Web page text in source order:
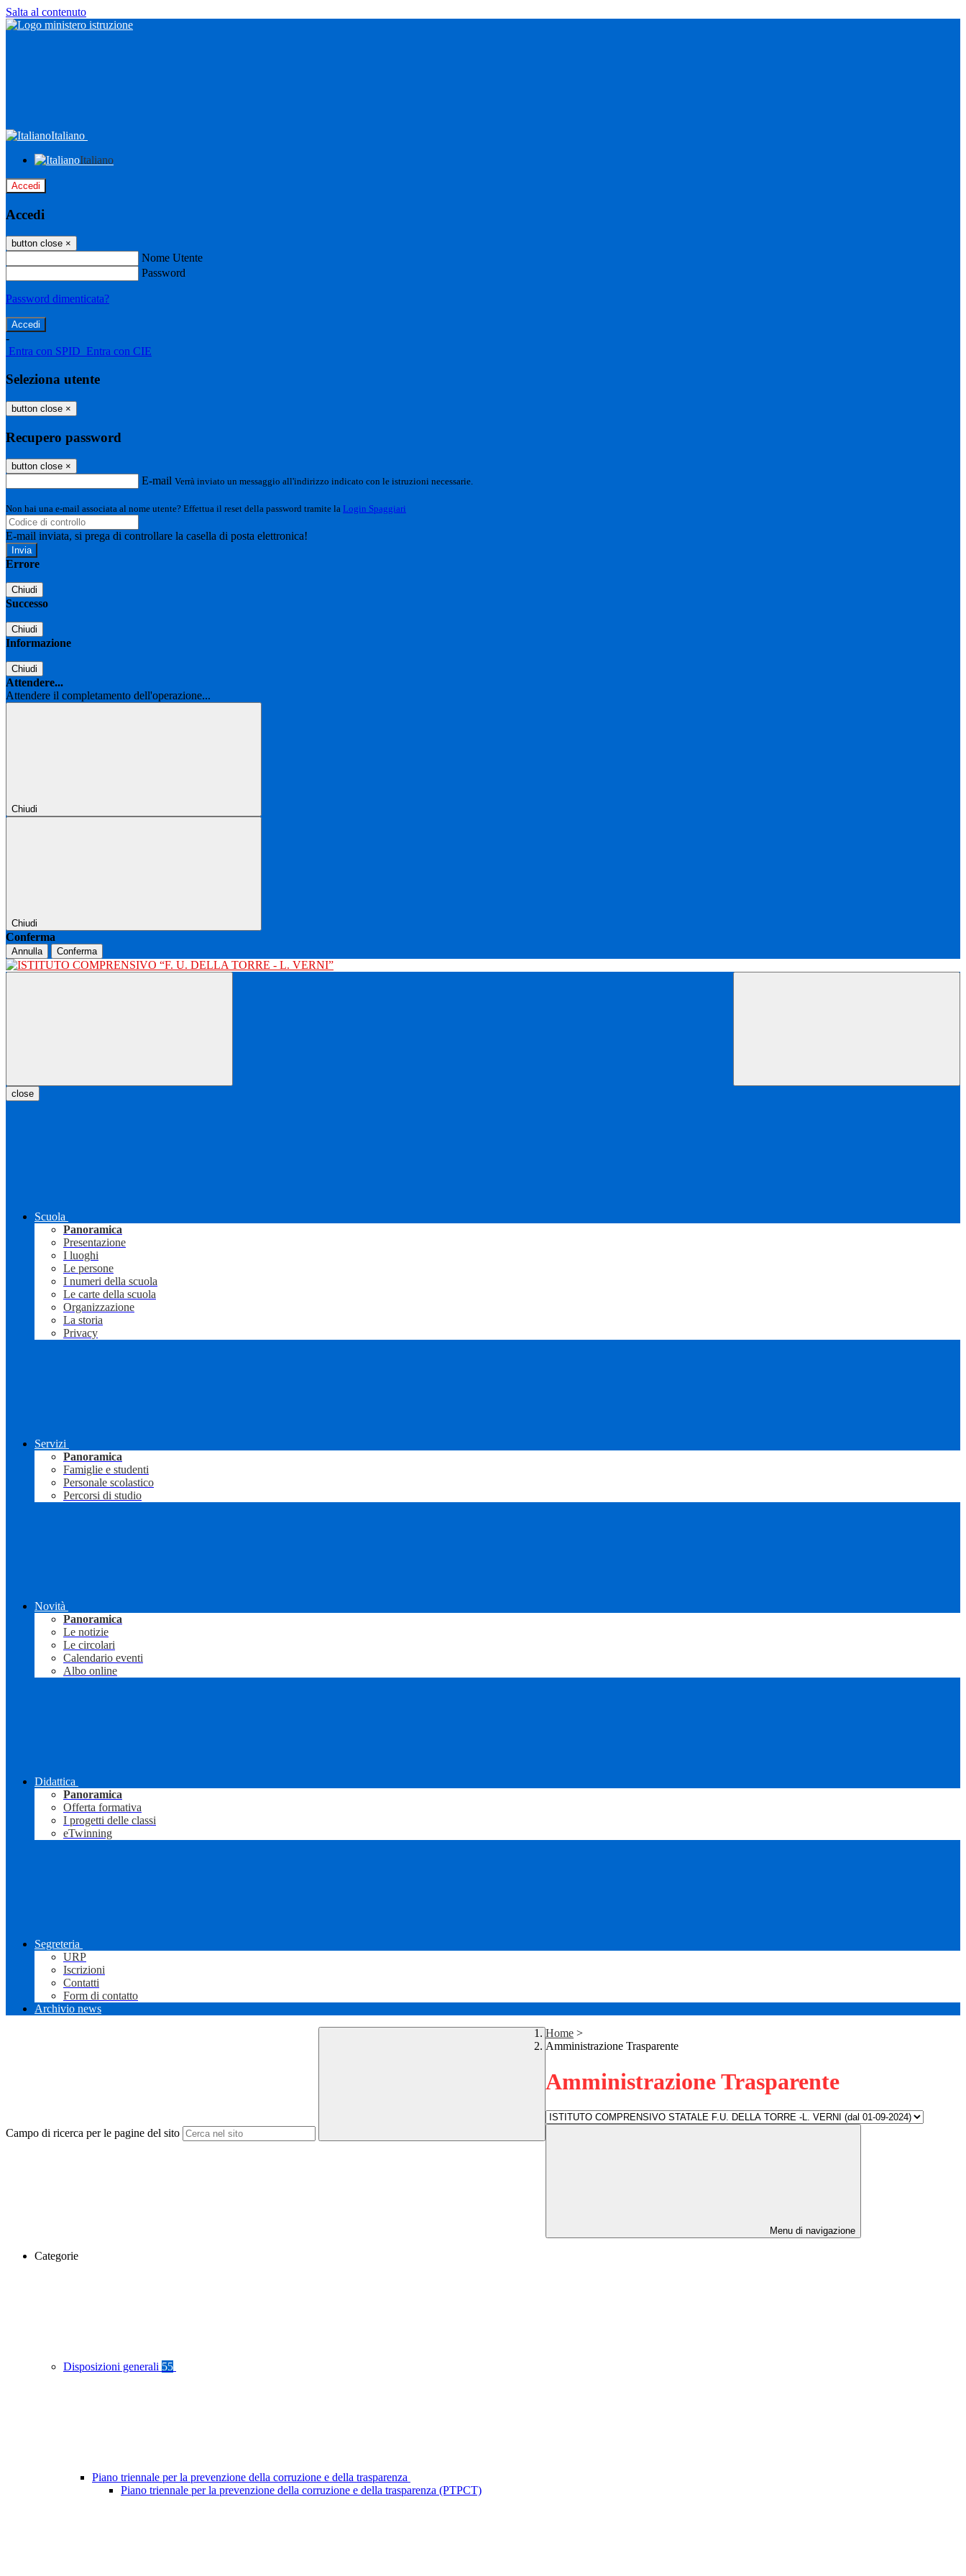
Salta al contenuto
Italiano
Italiano
Accedi
Accedi
button close ×
Nome Utente
Password
Password dimenticata?
-
Entra con SPID Entra con CIE
Seleziona utente
button close ×
Recupero password
button close ×
E-mail Verrà inviato un messaggio all'indirizzo indicato con le istruzioni necessarie.
Non hai una e-mail associata al nome utente? Effettua il reset della password tramite la Login Spaggiari
E-mail inviata, si prega di controllare la casella di posta elettronica!
Errore
Chiudi
Successo
Chiudi
Informazione
Chiudi
Attendere...
Attendere il completamento dell'operazione...
Chiudi
Chiudi
Conferma
Annulla Conferma
close
Scuola
Panoramica
Presentazione
I luoghi
Le persone
I numeri della scuola
Le carte della scuola
Organizzazione
La storia
Privacy
Servizi
Panoramica
Famiglie e studenti
Personale scolastico
Percorsi di studio
Novità
Panoramica
Le notizie
Le circolari
Calendario eventi
Albo online
Didattica
Panoramica
Offerta formativa
I progetti delle classi
eTwinning
Segreteria
URP
Iscrizioni
Contatti
Form di contatto
Archivio news
Campo di ricerca per le pagine del sito
Home >
Amministrazione Trasparente
Amministrazione Trasparente
Menu di navigazione
Categorie
Disposizioni generali 55
Piano triennale per la prevenzione della corruzione e della trasparenza
Piano triennale per la prevenzione della corruzione e della trasparenza (PTPCT)